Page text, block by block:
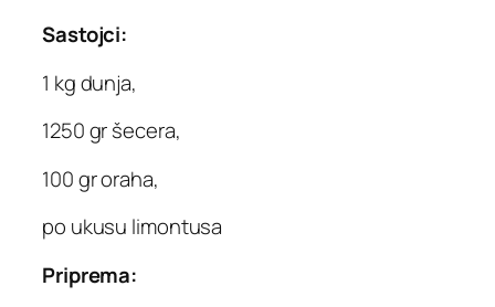
Sastojci:
1 kg dunja,
1250 gr šecera,
100 gr oraha,
po ukusu limontusa
Priprema: